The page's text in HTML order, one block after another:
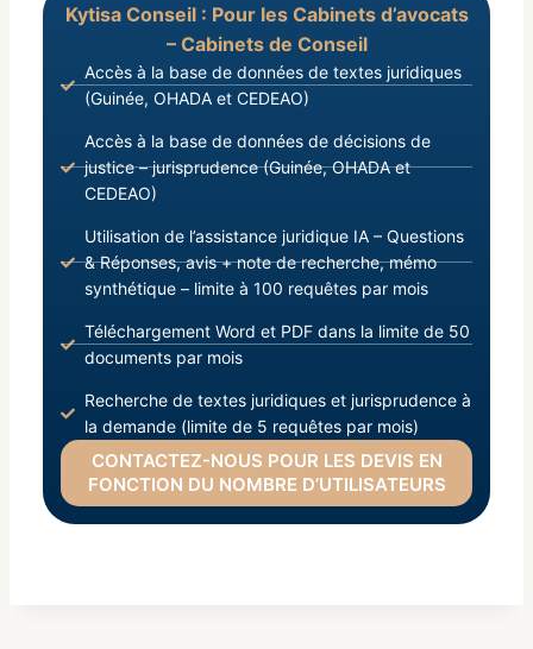
Kytisa Conseil : Pour les Cabinets d’avocats
– Cabinets de Conseil
Accès à la base de données de textes juridiques
(Guinée, OHADA et CEDEAO)
Accès à la base de données de décisions de
justice – jurisprudence (Guinée, OHADA et
CEDEAO)
Utilisation de l’assistance juridique IA – Questions
& Réponses, avis + note de recherche, mémo
synthétique – limite à 100 requêtes par mois
Téléchargement Word et PDF dans la limite de 50
documents par mois
Recherche de textes juridiques et jurisprudence à
la demande (limite de 5 requêtes par mois)
CONTACTEZ-NOUS POUR LES DEVIS EN
FONCTION DU NOMBRE D’UTILISATEURS